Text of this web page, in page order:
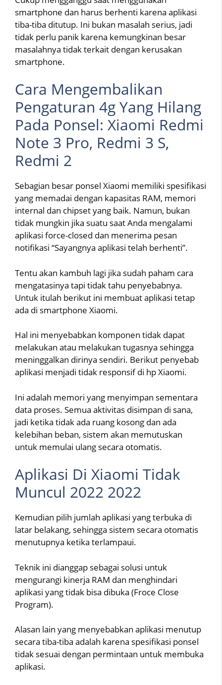
smartphone dan harus berhenti karena aplikasi
tiba-tiba ditutup. Ini bukan masalah serius, jadi
tidak perlu panik karena kemungkinan besar
masalahnya tidak terkait dengan kerusakan
smartphone.
Cara Mengembalikan
Pengaturan 4g Yang Hilang
Pada Ponsel: Xiaomi Redmi
Note 3 Pro, Redmi 3 S,
Redmi 2
Sebagian besar ponsel Xiaomi memiliki spesifikasi
yang memadai dengan kapasitas RAM, memori
internal dan chipset yang baik. Namun, bukan
tidak mungkin jika suatu saat Anda mengalami
aplikasi force-closed dan menerima pesan
notifikasi “Sayangnya aplikasi telah berhenti”.
Tentu akan kambuh lagi jika sudah paham cara
mengatasinya tapi tidak tahu penyebabnya.
Untuk itulah berikut ini membuat aplikasi tetap
ada di smartphone Xiaomi.
Hal ini menyebabkan komponen tidak dapat
melakukan atau melakukan tugasnya sehingga
meninggalkan dirinya sendiri. Berikut penyebab
aplikasi menjadi tidak responsif di hp Xiaomi.
Ini adalah memori yang menyimpan sementara
data proses. Semua aktivitas disimpan di sana,
jadi ketika tidak ada ruang kosong dan ada
kelebihan beban, sistem akan memutuskan
untuk memulai ulang secara otomatis.
Aplikasi Di Xiaomi Tidak
Muncul 2022 2022
Kemudian pilih jumlah aplikasi yang terbuka di
latar belakang, sehingga sistem secara otomatis
menutupnya ketika terlampaui.
Teknik ini dianggap sebagai solusi untuk
mengurangi kinerja RAM dan menghindari
aplikasi yang tidak bisa dibuka (Froce Close
Program).
Alasan lain yang menyebabkan aplikasi menutup
secara tiba-tiba adalah karena spesifikasi ponsel
tidak sesuai dengan permintaan untuk membuka
aplikasi.